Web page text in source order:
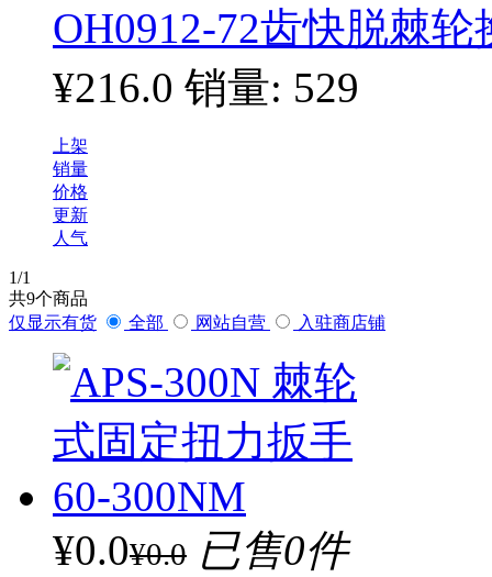
OH0912-72齿快脱棘轮
¥216.0 销量: 529
上架
销量
价格
更新
人气
1/1
共9个商品
仅显示有货
全部 网站自营 入驻商店铺
¥0.0¥0.0 已售0件